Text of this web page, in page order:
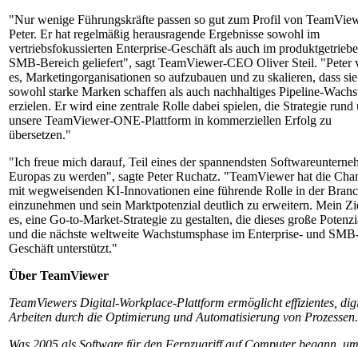
"Nur wenige Führungskräfte passen so gut zum Profil von
Peter. Er hat regelmäßig herausragende Ergebnisse sowohl im
vertriebsfokussierten Enterprise-Geschäft als auch im
SMB-Bereich geliefert", sagt TeamViewer-CEO Oliver Steil. "Peter
es, Marketingorganisationen so aufzubauen und zu skalieren, dass sie
sowohl starke Marken schaffen als auch nachhaltiges Pipeline-
erzielen. Er wird eine zentrale Rolle dabei spielen, die Strategie rund
unsere TeamViewer-ONE-Plattform in kommerziellen Erfolg zu
übersetzen."
"Ich freue mich darauf, Teil eines der spannendsten
Europas zu werden", sagte Peter Ruchatz. "TeamViewer hat die
mit wegweisenden KI-Innovationen eine führende Rolle in der
einzunehmen und sein Marktpotenzial deutlich zu erweitern. Mein
es, eine Go-to-Market-Strategie zu gestalten, die dieses große
und die nächste weltweite Wachstumsphase im Enterprise- und
Geschäft unterstützt."
Über TeamViewer
TeamViewers Digital-Workplace-Plattform ermöglicht effizientes,
Arbeiten durch die Optimierung und Automatisierung von Prozessen.
Was 2005 als Software für den Fernzugriff auf Computer begann, um